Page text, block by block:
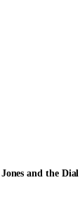
and the